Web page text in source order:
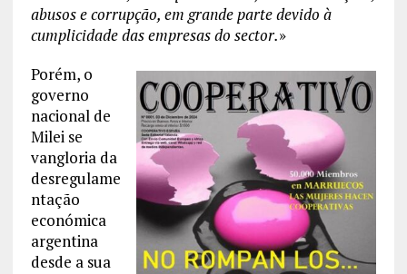
abusos e corrupção, em grande parte devido à
cumplicidade das empresas do sector.»
Porém, o
governo
nacional de
Milei se
vangloria da
desregulame
ntação
económica
argentina
desde a sua